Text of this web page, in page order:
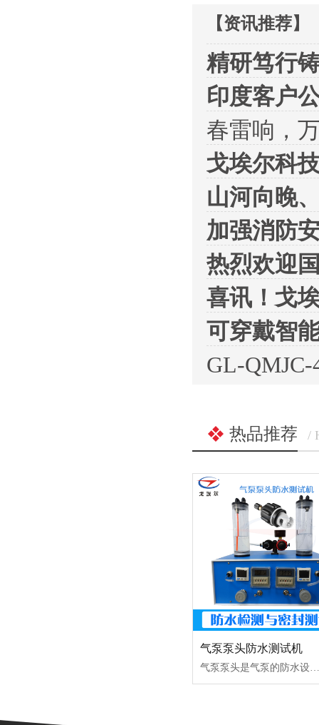
【资讯推荐】
精研笃行
印度客户
春雷响，
戈埃尔科
山河向晚
加强消防
热烈欢迎
喜讯！戈
可穿戴智
GL-
热品推荐 /
气泵泵头防水测试机